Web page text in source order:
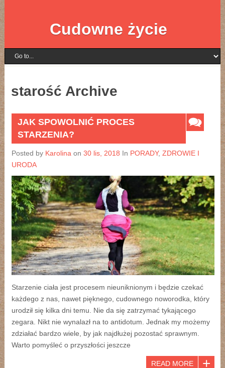
Cudowne życie
starość Archive
JAK SPOWOLNIĆ PROCES
STARZENIA?
Posted by Karolina on 30 lis, 2018 In PORADY, ZDROWIE I
URODA
Starzenie ciała jest procesem nieuniknionym i będzie czekać
każdego z nas, nawet pięknego, cudownego noworodka, który
urodził się kilka dni temu. Nie da się zatrzymać tykającego
zegara. Nikt nie wynalazł na to antidotum. Jednak my możemy
zdziałać bardzo wiele, by jak najdłużej pozostać sprawnym.
Warto pomyśleć o przyszłości jeszcze
READ MORE